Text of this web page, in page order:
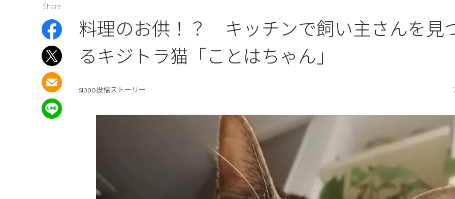
Share
料理のお供！？ キッチンで飼い主さんを見
るキジトラ猫「ことはちゃん」
sippo投稿ストーリー